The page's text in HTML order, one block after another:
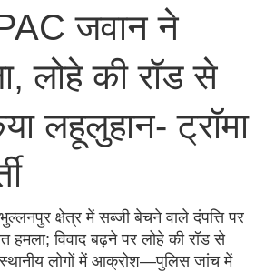
PAC जवान ने
लोहे की रॉड से
लहूलुहान- ट्रॉमा
क्षेत्र में सब्जी बेचने वाले दंपत्ति पर
हमला; विवाद बढ़ने पर लोहे की रॉड से
स्थानीय लोगों में आक्रोश—पुलिस जांच में